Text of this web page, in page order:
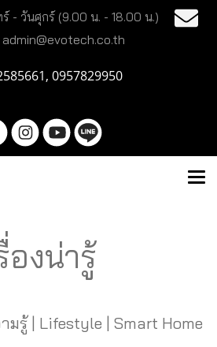
ร์ - วันศุกร์ (9.00 น. - 18.00 น.)
admin@evotech.co.th
0957829950
องน่ารู้
มรู้ | Lifestyle | Smart Home